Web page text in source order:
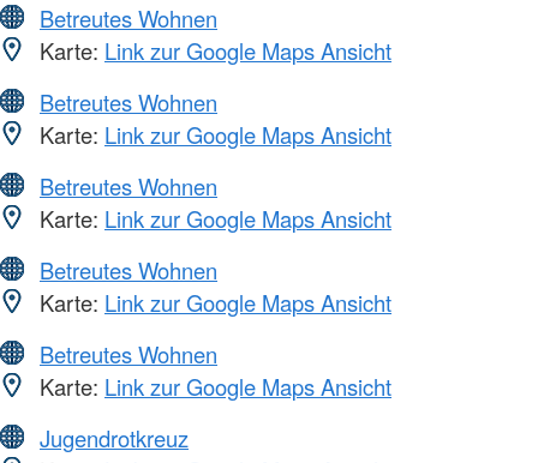
Betreutes Wohnen
Karte: Link zur Google Maps Ansicht
Betreutes Wohnen
Karte: Link zur Google Maps Ansicht
Betreutes Wohnen
Karte: Link zur Google Maps Ansicht
Betreutes Wohnen
Karte: Link zur Google Maps Ansicht
Betreutes Wohnen
Karte: Link zur Google Maps Ansicht
Jugendrotkreuz